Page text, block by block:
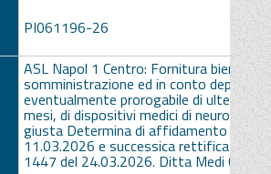
PI061196-26
ASL Napol 1 Centro: Fornitura biennale,
somministrazione ed in conto deposito,
eventualmente prorogabile di ulteriori
mesi, di dispositivi medici di
giusta Determina di affidamento n.
11.03.2026 e successica rettifica Det.
1447 del 24.03.2026. Ditta Medi Corp